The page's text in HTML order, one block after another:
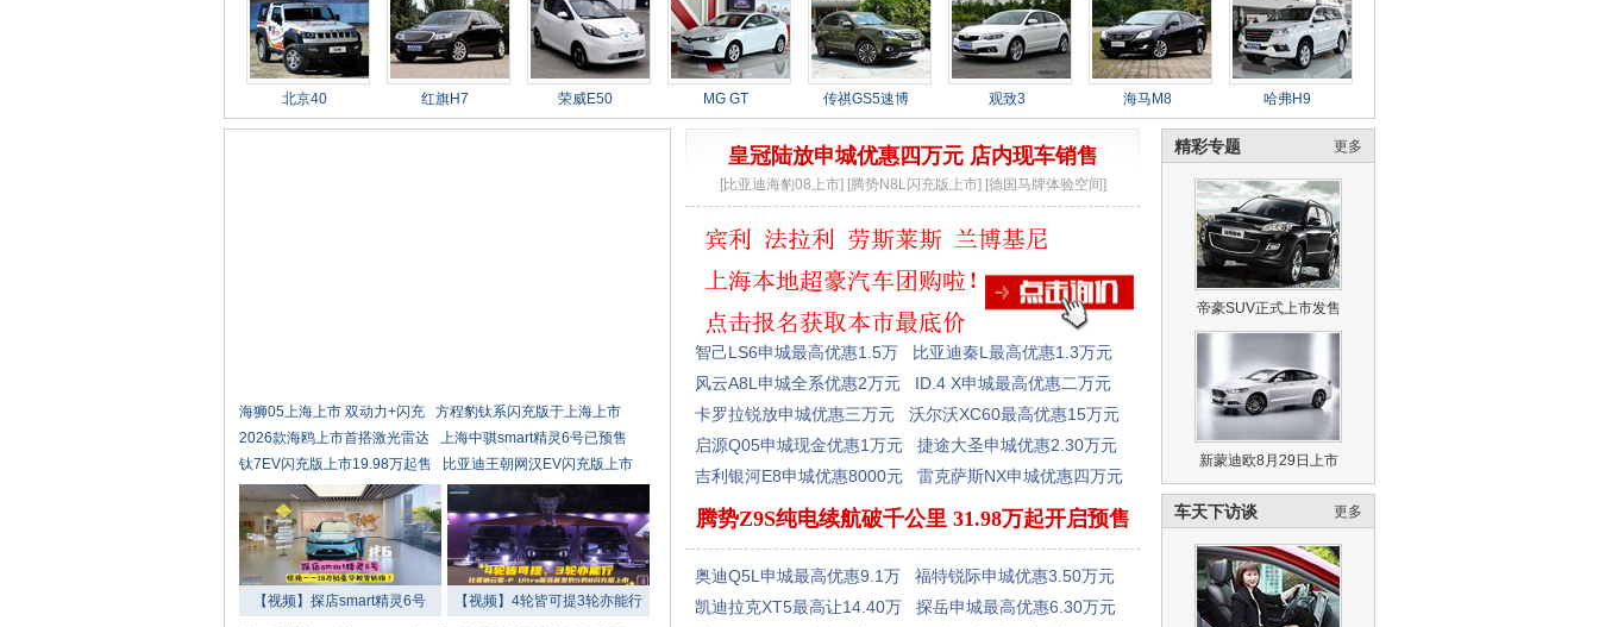
北京40 红旗H7 荣威E50 MG GT 传祺GS5速博 观致3 海马M8 哈弗H9
海狮05上海上市 双动力+闪充
方程豹钛系闪充版于上海上市
2026款海鸥上市首搭激光雷达
上海中骐smart精灵6号已预售
钛7EV闪充版上市19.98万起售
比亚迪王朝网汉EV闪充版上市
【视频】探店smart精灵6号 【视频】4轮皆可提3轮亦能行
皇冠陆放申城优惠四万元 店内现车销售
[比亚迪海豹08上市] [腾势N8L闪充版上市] [德国马牌体验空间]
智己LS6申城最高优惠1.5万
比亚迪秦L最高优惠1.3万元
风云A8L申城全系优惠2万元
ID.4 X申城最高优惠二万元
卡罗拉锐放申城优惠三万元
沃尔沃XC60最高优惠15万元
启源Q05申城现金优惠1万元
捷途大圣申城优惠2.30万元
吉利银河E8申城优惠8000元
雷克萨斯NX申城优惠四万元
腾势Z9S纯电续航破千公里 31.98万起开启预售
奥迪Q5L申城最高优惠9.1万
福特锐际申城优惠3.50万元
凯迪拉克XT5最高让14.40万
探岳申城最高优惠6.30万元
精彩专题 更多
帝豪SUV正式上市发售
新蒙迪欧8月29日上市
车天下访谈 更多